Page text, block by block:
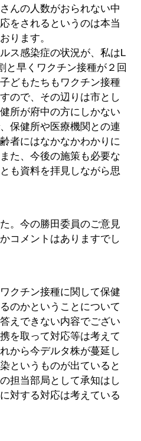
んの人数がおられない中
をされるというのは本当
ります。
ス感染症の状況が、私はL
と早くワクチン接種が２回
どもたちもワクチン接種
ので、その辺りは市とし
所が府中の方にしかない
保健所や医療機関との連
者にはなかなかわかりに
た、今後の施策も必要な
も資料を拝見しながら思
。今の勝田委員のご意見
コメントはありますでし
クチン接種に関して保健
のかということについて
えできない内容でござい
を取って対応等は考えて
から今デルタ株が蔓延し
というものが出ていると
担当部局として承知はし
対する対応は考えている